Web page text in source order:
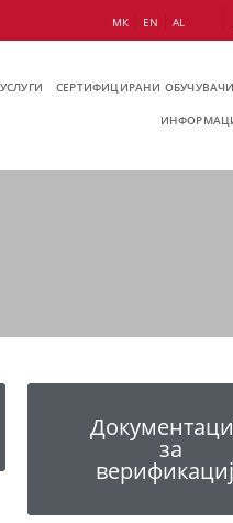
МК EN AL
СЕРТИФИЦИРАНИ ОБУЧУВАЧИ
за